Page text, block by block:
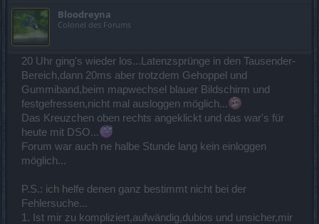
Bloodreyna
Colonel des Forums
20 Uhr ging's wieder los...Latenzsprünge in den Tausender-
Bereich,dann 20ms aber trotzdem Gehoppel und
Gummiband,beim mapwechsel blauer Bildschirm und
festgefressen,nicht mal ausloggen möglich...
Das Kreuzchen oben rechts angeklickt und das war's für
heute mit DSO...
Forum war auch ne halbe Stunde lang kein einloggen
möglich...
P.S.: ich helfe denen ganz bestimmt nicht bei der
Fehlersuche...
1. Ist mir zu kompliziert,aufwändig,dubios und unsicher,mir